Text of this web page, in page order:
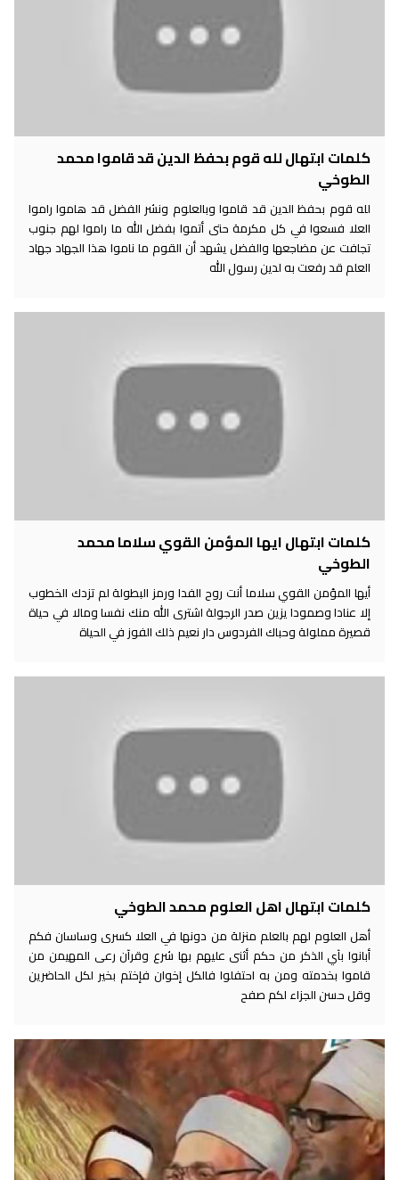
كلمات ابتهال لله قوم بحفظ الدين قد قاموا محمد
الطوخي
لله قوم بحفظ الدين قد قاموا وبالعلوم ونشر الفضل قد هاموا راموا
العلا فسعوا في كل مكرمة حتى أتموا بفضل الله ما راموا لهم جنوب
تجافت عن مضاجعها والفضل يشهد أن القوم ما ناموا هذا الجهاد جهاد
العلم قد رفعت به لدين رسول الله
كلمات ابتهال ايها المؤمن القوي سلاما محمد
الطوخي
أيها المؤمن القوي سلاما أنت روح الفدا ورمز البطولة لم تزدك الخطوب
إلا عنادا وصمودا يزين صدر الرجولة اشترى الله منك نفسا ومالا في حياة
قصيرة مملولة وحباك الفردوس دار نعيم ذلك الفوز في الحياة
كلمات ابتهال اهل العلوم محمد الطوخي
أهل العلوم لهم بالعلم منزلة من دونها في العلا كسرى وساسان فكم
أبانوا بآي الذكر من حكم أثنى عليهم بها شرع وقرآن رعى المهيمن من
قاموا بخدمته ومن به احتفلوا فالكل إخوان فإختم بخير لكل الحاضرين
وقل حسن الجزاء لكم صفح